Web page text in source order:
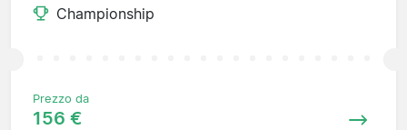
Championship
Prezzo da
156 €